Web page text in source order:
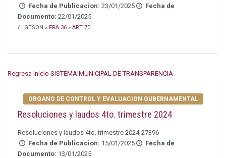
Fecha de Publicacion:23/01/2025
Fecha de
Documento: 22/01/2025
/ LGTSON » FRA 36 » ART 70
Regresa Inicio SISTEMA MUNICIPAL DE TRANSPARENCIA
ORGANO DE CONTROL Y EVALUACION GUBERNAMENTAL
Resoluciones y laudos 4to. trimestre 2024
Resoluciones y laudos 4to. trimestre 2024-27396
Fecha de Publicacion: 15/01/2025
Fecha de
Documento: 13/01/2025